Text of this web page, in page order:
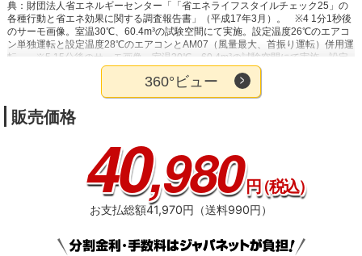
典：財団法人省エネルギーセンター「「省エネライフスタイルチェック25」の
各種行動と省エネ効果に関する調査報告書」（平成17年3月）。
※4 1分1秒後
のサーモ画像。室温30℃、60.4m³の試験空間にて実施。設定温度26℃のエアコ
ン単独運転と設定温度28℃のエアコンとAM07（風量最大、首振り運転）併用運
転。
※5 15分後のサーモ画像。室温30℃、60.4m³の試験空間にて実施。設定
温度26℃のエアコン単独運転と設定温度28℃のエアコンとAM07（風量最大、
※6 電気料金目安単価31円/kWh（税込）をもとにジ
ャパネットで算出。風量最小（風量1）で首振りオフの場合約0.2円/h、風量最
大（風量10）で首振りオフの場合約1.7円/h。
る試験結果によるもので、実使用空間での効果を示すものではありません。試
大風量、首振り90度）で洗濯物に直風が当たるように設置②同じ試験空間で直
風が当たらないよう調整し洗濯物を設置。①と②の洗濯物の乾く速さ（時間）
を重量を基準に比較。結果：本製品を使用した方が3倍速く乾いた。
360°ビュー
販売価格
40,980円（税込）
お支払総額41,970円（送料990円）